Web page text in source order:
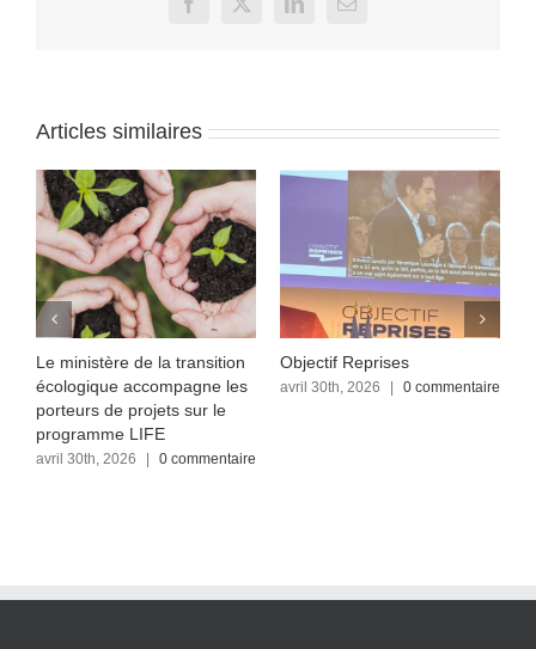
Facebook
X LinkedInEmail
Articles similaires
Le ministère de la transition
écologique accompagne les
porteurs de projets sur le
programme LIFE
avril 30th, 2026 | 0 commentaire
Objectif Reprises
avril 30th, 2026 | 0 commentaire